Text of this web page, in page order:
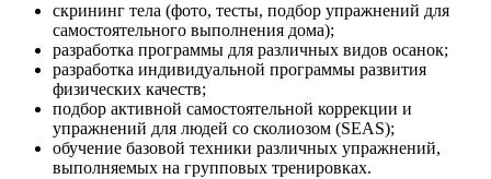
скрининг тела (фото, тесты, подбор упражнений для
самостоятельного выполнения дома);
разработка программы для различных видов осанок;
разработка индивидуальной программы развития
физических качеств;
подбор активной самостоятельной коррекции и
упражнений для людей со сколиозом (SEAS);
обучение базовой техники различных упражнений,
выполняемых на групповых тренировках.